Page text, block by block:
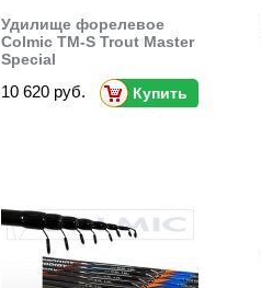
Удилище форелевое
Colmic TM-S Trout Master
Special
10 620 руб. Купить